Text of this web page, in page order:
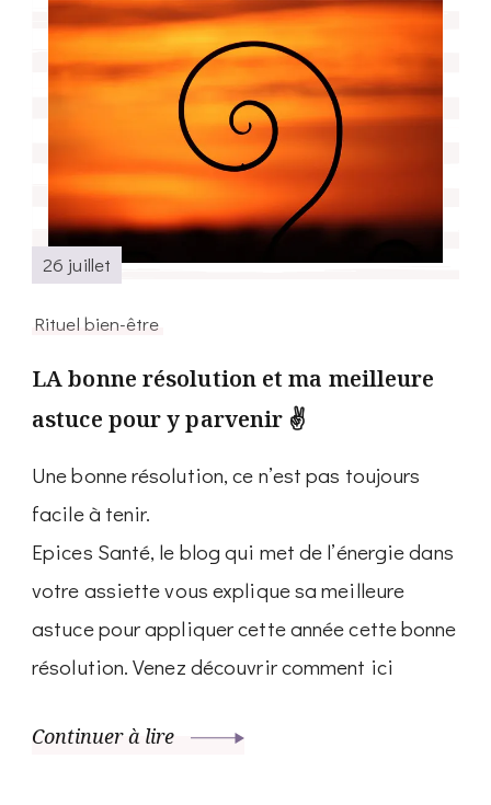
26 juillet
Rituel bien-être
LA bonne résolution et ma meilleure
astuce pour y parvenir ✌️
Une bonne résolution, ce n’est pas toujours
facile à tenir.
Epices Santé, le blog qui met de l’énergie dans
votre assiette vous explique sa meilleure
astuce pour appliquer cette année cette bonne
résolution. Venez découvrir comment ici
Continuer à lire